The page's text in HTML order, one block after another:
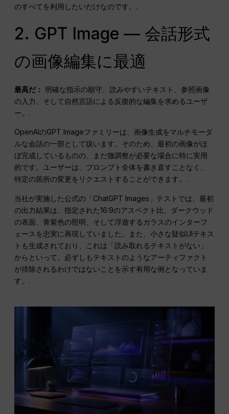
のすべてを利用したいだけなのです。.
2. GPT Image — 会話形式
の画像編集に最適
最高だ： 明確な指示の順守、読みやすいテキスト、参照画像
の入力、そして自然言語による反復的な編集を求めるユーザ
ー。.
OpenAIのGPT Imageファミリーは、画像生成をマルチモーダ
ルな会話の一部として扱います。そのため、最初の画像がほ
ぼ完成しているものの、まだ微調整が必要な場合に特に実用
的です。ユーザーは、プロンプト全体を書き直すことなく、
特定の箇所の変更をリクエストすることができます。.
当社が実施した公式の「ChatGPT Images」テストでは、最初
の出力結果は、指定された16:9のアスペクト比、ダークウッド
の表面、青紫色の照明、そして浮遊するガラスのインターフ
ェースを忠実に再現していました。また、小さな疑似UIテキス
トも生成されており、これは「読み取れるテキストがない」
からといって、必ずしもテキストのようなアーティファクト
が排除されるわけではないことを示す有用な例となっていま
す。.